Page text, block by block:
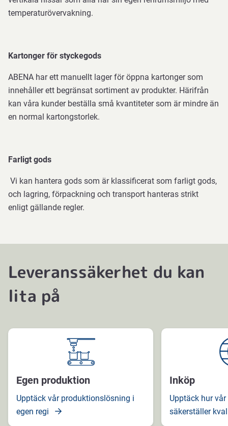
temperaturövervakning.
Kartonger för styckegods
ABENA har ett manuellt lager för öppna kartonger som
innehåller ett begränsat sortiment av produkter. Härifrån
kan våra kunder beställa små kvantiteter som är mindre än
en normal kartongstorlek.
Farligt gods
Vi kan hantera gods som är klassificerat som farligt gods,
och lagring, förpackning och transport hanteras strikt
enligt gällande regler.
Leveranssäkerhet du kan
lita på
Egen produktion
Upptäck vår produktionslösning i
egen regi
Inköp
Upptäck hur
säkerställer